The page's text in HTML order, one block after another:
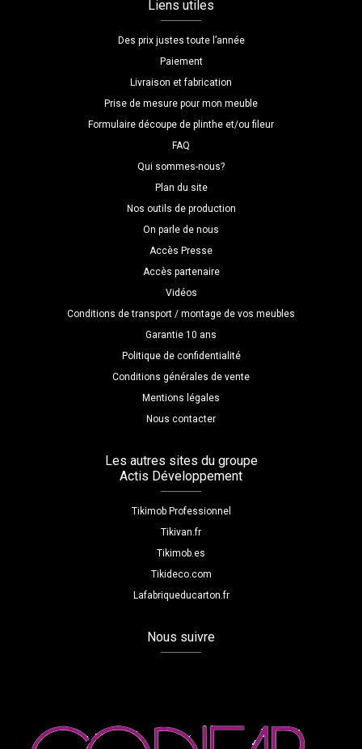
Liens utiles
Des prix justes toute l’année
Paiement
Livraison et fabrication
Prise de mesure pour mon meuble
Formulaire découpe de plinthe et/ou fileur
FAQ
Qui sommes-nous?
Plan du site
Nos outils de production
On parle de nous
Accès Presse
Accès partenaire
Vidéos
Conditions de transport / montage de vos meubles
Garantie 10 ans
Politique de confidentialité
Conditions générales de vente
Mentions légales
Nous contacter
Les autres sites du groupe
Actis Développement
Tikimob Professionnel
Tikivan.fr
Tikimob.es
Tikideco.com
Lafabriqueducarton.fr
Nous suivre